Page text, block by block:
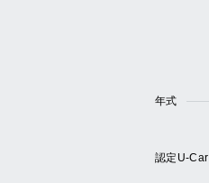
年式
認定U-Car